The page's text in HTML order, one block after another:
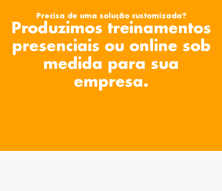
Precisa de uma solução customizada?
Produzimos treinamentos
presenciais ou online sob
medida para sua
empresa.